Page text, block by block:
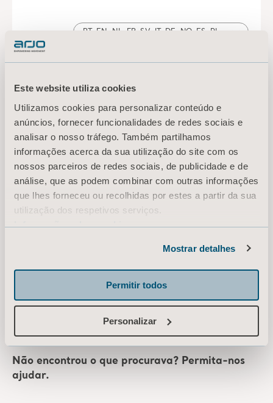
Este website utiliza cookies
Utilizamos cookies para personalizar conteúdo e
anúncios, fornecer funcionalidades de redes sociais e
analisar o nosso tráfego. Também partilhamos
informações acerca da sua utilização do site com os
nossos parceiros de redes sociais, de publicidade e de
análise, que as podem combinar com outras informações
que lhes forneceu ou recolhidas por estes a partir da sua
utilização dos respetivos serviços.
Informação sobre cookies
Mostrar detalhes
Permitir todos
Personalizar
Overbed Table Instructions for use
Tipo: Instruções de uso (IFU)
PT, EN, NL, SV, IT, DE, NO, ES, PL for Portugal, International, Poland, United States of America, Australia, Switzerland, Germany, United Kingdom of Great Britain and Northern Ireland, Norway, Sweden, Ireland, Italy, Netherlands, Brazil, Bolivia, Chile, Colombia, Dominican Republic, Ecuador, Mexico, Panama, Peru, Paraguay, Trinidad and Tobago, Uruguay, Venezuela
disponível para venda em seu país.
Estamos à sua
disposição!
Não encontrou o que procurava? Permita-nos
ajudar.